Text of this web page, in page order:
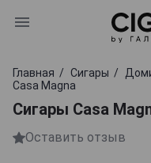
Главная Сигары
Casa Magna
Сигары Casa
Оставить отзыв